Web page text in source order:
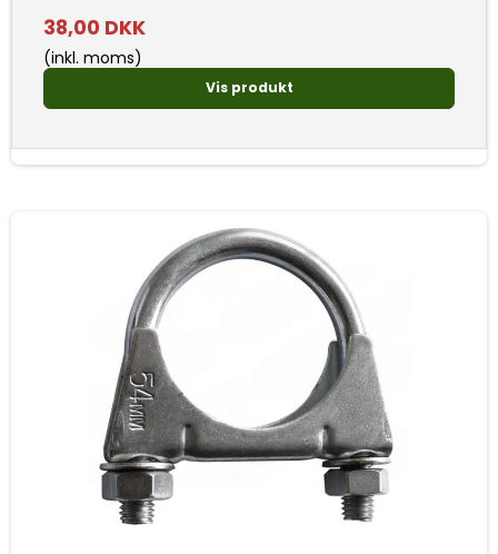
38,00 DKK
(inkl. moms)
Vis produkt